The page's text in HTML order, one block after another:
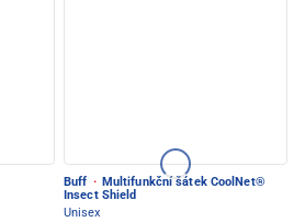
Buff · Multifunkční šátek CoolNet®
Insect Shield
Unisex